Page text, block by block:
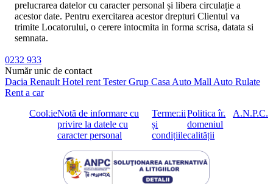
prelucrarea datelor cu caracter personal și libera circulație a
acestor date. Pentru exercitarea acestor drepturi Clientul va
trimite Locatorului, o cerere intocmita in forma scrisa, datata si
semnata.
0232 933
Număr unic de contact
Dacia Renault Hotel rent Tester Grup Casa Auto Mall Auto Rulate
Rent a car
CookieNotă de informare cu
privire la datele cu
caracter personal
Termenii
și
condițiile
Politica în
domeniul
calității
A.N.P.C.